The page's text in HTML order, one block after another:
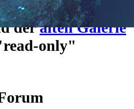
hier existiert
deralten Galerie
only"